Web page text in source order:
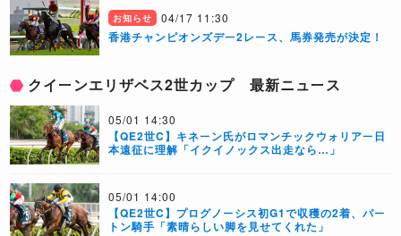
お知らせ 04/17 11:30
香港チャンピオンズデー2レース、馬券発売が決定！
クイーンエリザベス2世カップ 最新ニュース
05/01 14:30
【QE2世C】キネーン氏がロマンチックウォリアー日
本遠征に理解「イクイノックス出走なら…」
05/01 14:00
【QE2世C】プログノーシス初G1で収穫の2着、パー
トン騎手「素晴らしい脚を見せてくれた」